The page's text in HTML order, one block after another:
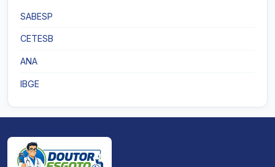
SABESP
CETESB
ANA
IBGE